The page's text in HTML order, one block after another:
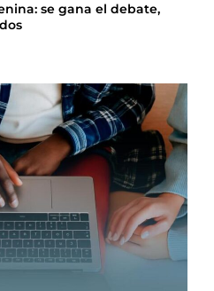
se gana el debate,